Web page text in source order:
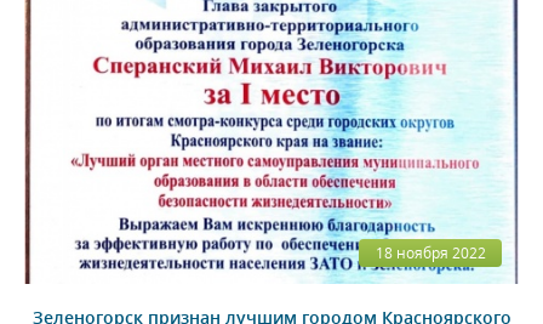
18 ноября 2022
Зеленогорск признан лучшим городом Красноярского